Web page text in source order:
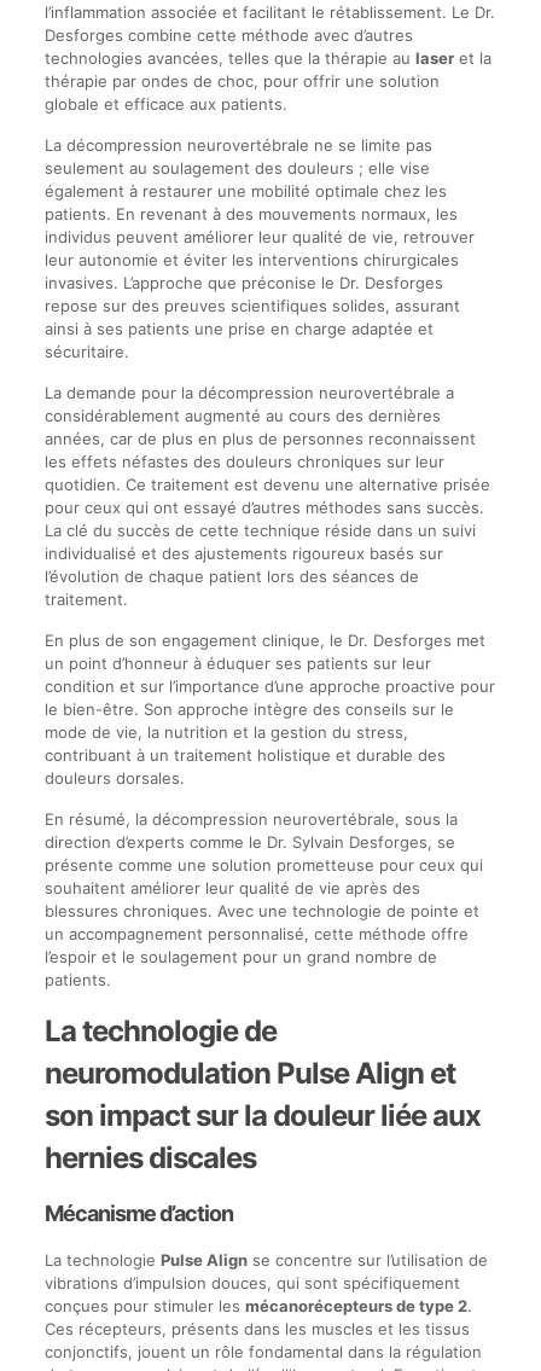
l’inflammation associée et facilitant le rétablissement. Le Dr.
Desforges combine cette méthode avec d’autres
technologies avancées, telles que la thérapie au laseret la
thérapie par ondes de choc, pour offrir une solution
globale et efficace aux patients.
La décompression neurovertébrale ne se limite pas
seulement au soulagement des douleurs ; elle vise
également à restaurer une mobilité optimale chez les
patients. En revenant à des mouvements normaux, les
individus peuvent améliorer leur qualité de vie, retrouver
leur autonomie et éviter les interventions chirurgicales
invasives. L’approche que préconise le Dr. Desforges
repose sur des preuves scientifiques solides, assurant
ainsi à ses patients une prise en charge adaptée et
sécuritaire.
La demande pour la décompression neurovertébrale a
considérablement augmenté au cours des dernières
années, car de plus en plus de personnes reconnaissent
les effets néfastes des douleurs chroniques sur leur
quotidien. Ce traitement est devenu une alternative prisée
pour ceux qui ont essayé d’autres méthodes sans succès.
La clé du succès de cette technique réside dans un suivi
individualisé et des ajustements rigoureux basés sur
l’évolution de chaque patient lors des séances de
traitement.
En plus de son engagement clinique, le Dr. Desforges met
un point d’honneur à éduquer ses patients sur leur
condition et sur l’importance d’une approche proactive pour
le bien-être. Son approche intègre des conseils sur le
mode de vie, la nutrition et la gestion du stress,
contribuant à un traitement holistique et durable des
douleurs dorsales.
En résumé, la décompression neurovertébrale, sous la
direction d’experts comme le Dr. Sylvain Desforges, se
présente comme une solution prometteuse pour ceux qui
souhaitent améliorer leur qualité de vie après des
blessures chroniques. Avec une technologie de pointe et
un accompagnement personnalisé, cette méthode offre
l’espoir et le soulagement pour un grand nombre de
patients.
La technologie de
neuromodulation Pulse Align et
son impact sur la douleur liée aux
hernies discales
Mécanisme d’action
La technologie Pulse Alignse concentre sur l’utilisation de
vibrations d’impulsion douces, qui sont spécifiquement
conçues pour stimuler les mécanorécepteurs de type 2.
Ces récepteurs, présents dans les muscles et les tissus
conjonctifs, jouent un rôle fondamental dans la régulation